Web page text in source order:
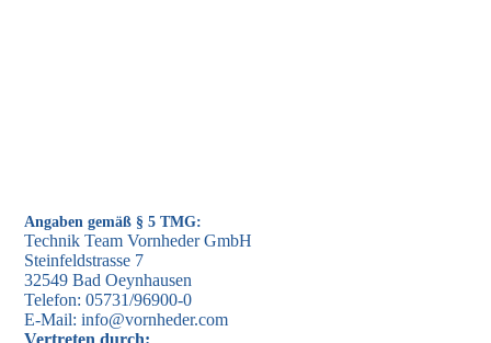
Angaben gemäß § 5 TMG:
Technik Team Vornheder GmbH
Steinfeldstrasse 7
32549 Bad Oeynhausen
Telefon: 05731/96900-0
E-Mail: info@vornheder.com
Vertreten durch: